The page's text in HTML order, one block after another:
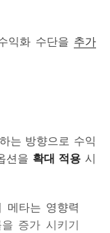
익화 수단을 추가
는 방향으로 수익
션을 확대 적용 시
메타는 영향력
증가 시키기